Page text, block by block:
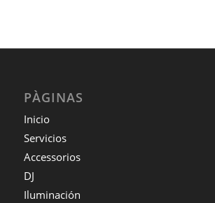
PÀGINAS
Inicio
Servicios
Accessorios
DJ
Iluminación